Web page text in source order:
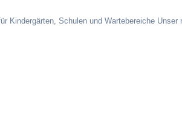
Kindergärten, Schulen und Wartebereiche